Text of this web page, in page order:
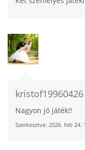
kristof19960426
Nagyon jó játék!!
Szerkesztve: 2026. feb 24.